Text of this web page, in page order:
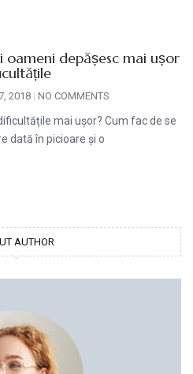
oameni depășesc mai ușor
2018 NO COMMENTS
mai ușor? Cum fac de se
dată în picioare și o
AUTHOR